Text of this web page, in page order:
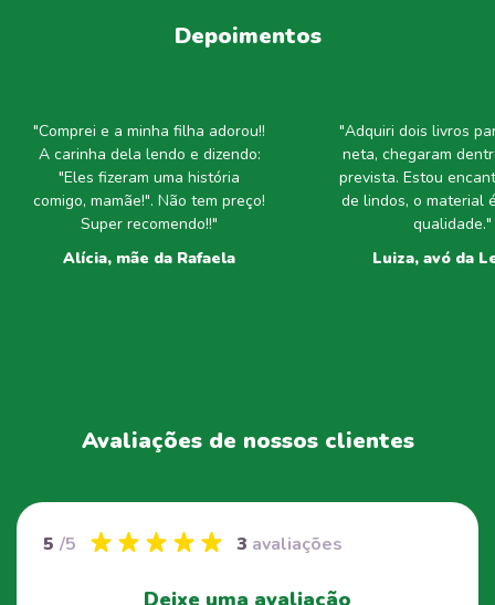
Depoimentos
"Comprei e a minha filha adorou!!
A carinha dela lendo e dizendo:
"Eles fizeram uma história
comigo, mamãe!". Não tem preço!
Super recomendo!!"
Alícia, mãe da Rafaela
"Adquiri dois livros
neta, chegaram
prevista. Estou
de lindos, o material
qualidade."
Luiza, avó da
Avaliações de nossos clientes
5 /5 3 avaliações
Deixe uma avaliação